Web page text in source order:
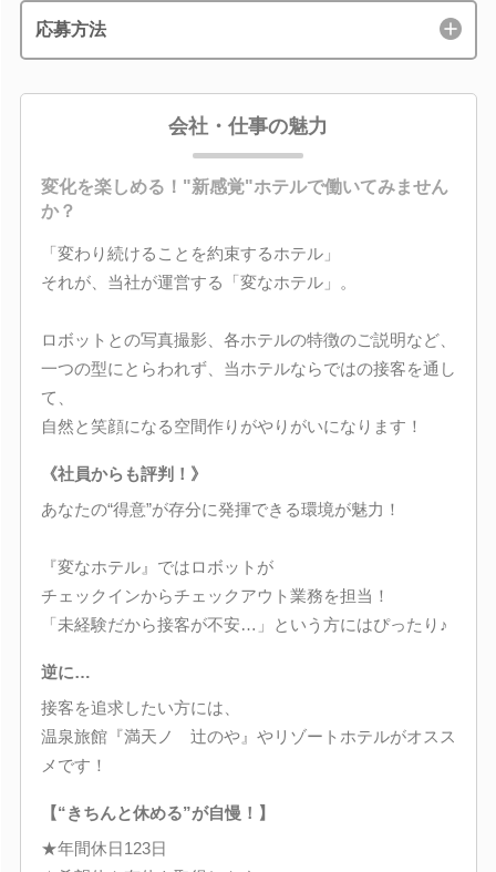
応募方法
会社・仕事の魅力
変化を楽しめる！"新感覚"ホテルで働いてみません
か？
「変わり続けることを約束するホテル」
それが、当社が運営する「変なホテル」。
ロボットとの写真撮影、各ホテルの特徴のご説明など、
一つの型にとらわれず、当ホテルならではの接客を通し
て、
自然と笑顔になる空間作りがやりがいになります！
《社員からも評判！》
あなたの“得意”が存分に発揮できる環境が魅力！
『変なホテル』ではロボットが
チェックインからチェックアウト業務を担当！
「未経験だから接客が不安…」という方にはぴったり♪
逆に…
接客を追求したい方には、
温泉旅館『満天ノ 辻のや』やリゾートホテルがオスス
メです！
【“きちんと休める”が自慢！】
★年間休日123日